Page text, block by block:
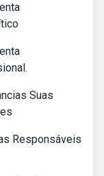
Suas
Responsáveis